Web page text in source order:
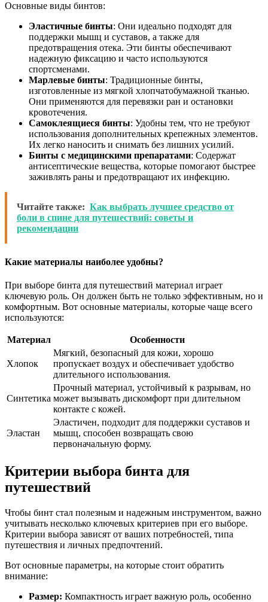
Основные виды бинтов:
Эластичные бинты: Они идеально подходят для
поддержки мышц и суставов, а также для
предотвращения отека. Эти бинты обеспечивают
надежную фиксацию и часто используются
спортсменами.
Марлевые бинты: Традиционные бинты,
изготовленные из мягкой хлопчатобумажной тканью.
Они применяются для перевязки ран и остановки
кровотечения.
Самоклеящиеся бинты: Удобны тем, что не требуют
использования дополнительных крепежных элементов.
Их легко наносить и снимать без лишних усилий.
Бинты с медицинскими препаратами: Содержат
антисептические вещества, которые помогают быстрее
заживлять раны и предотвращают их инфекцию.
Читайте также: Как выбрать лучшее средство от
боли в спине для путешествий: советы и
рекомендации
Какие материалы наиболее удобны?
При выборе бинта для путешествий материал играет
ключевую роль. Он должен быть не только эффективным, но и
комфортным. Вот основные материалы, которые чаще всего
используются:
Материал Особенности
Хлопок
Мягкий, безопасный для кожи, хорошо
пропускает воздух и обеспечивает удобство
длительного использования.
Синтетика
Прочный материал, устойчивый к разрывам, но
может вызывать дискомфорт при длительном
контакте с кожей.
Эластан
Эластичен, подходит для поддержки суставов и
мышц, способен возвращать свою
первоначальную форму.
Критерии выбора бинта для
путешествий
Чтобы бинт стал полезным и надежным инструментом, важно
учитывать несколько ключевых критериев при его выборе.
Критерии выбора зависят от ваших потребностей, типа
путешествия и личных предпочтений.
Вот основные параметры, на которые стоит обратить
внимание:
Размер: Компактность играет важную роль, особенно